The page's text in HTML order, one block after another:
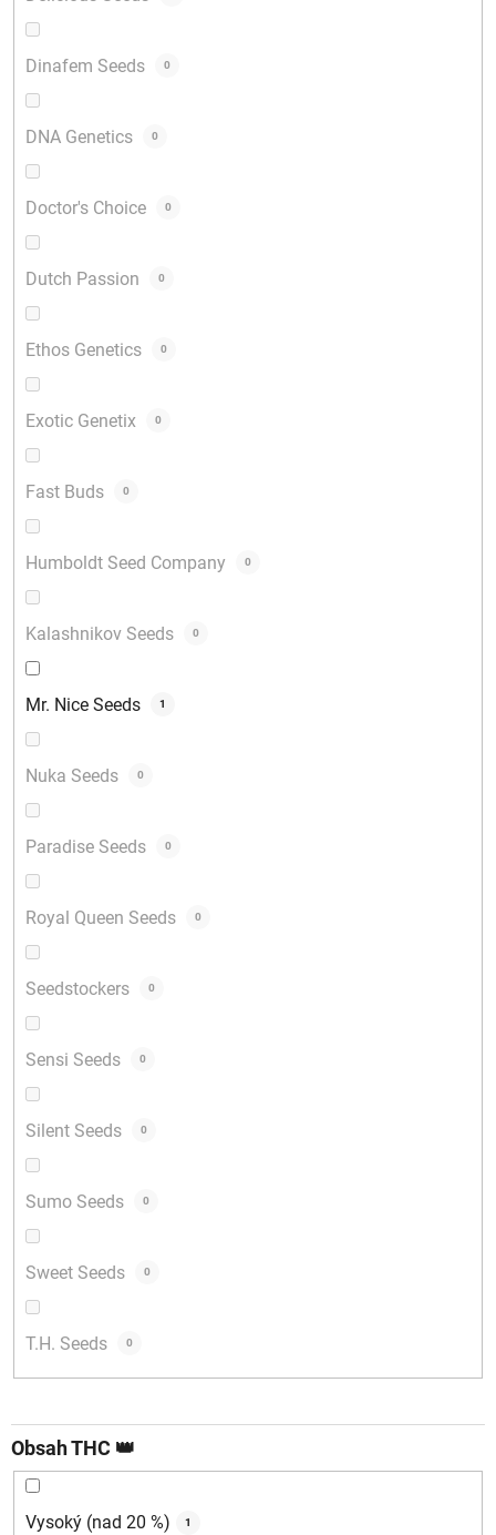
Dinafem Seeds 0
DNA Genetics 0
Doctor's Choice 0
Dutch Passion 0
Ethos Genetics 0
Exotic Genetix 0
Fast Buds 0
Humboldt Seed Company 0
Kalashnikov Seeds 0
Mr. Nice Seeds 1
Nuka Seeds 0
Paradise Seeds 0
Royal Queen Seeds 0
Seedstockers 0
Sensi Seeds 0
Silent Seeds 0
Sumo Seeds 0
Sweet Seeds 0
T.H. Seeds 0
Obsah THC 👑
Vysoký (nad 20 %) 1